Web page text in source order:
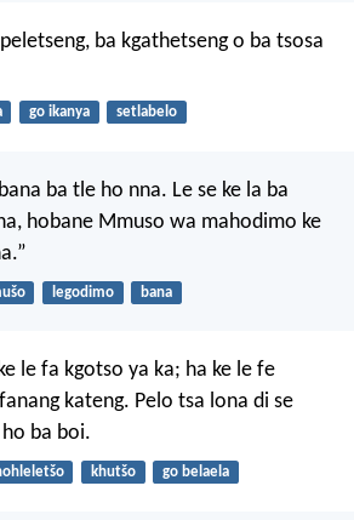
ba kgathetsengo ba tsosa
go ikanya setlabelo
ba tle ho nna. Le se ke la ba
hobane Mmuso wa mahodimo ke
legodimo bana
le fa kgotso ya ka; ha ke le fe
kateng. Pelo tsa lona di se
ba boi.
khutšo go belaela